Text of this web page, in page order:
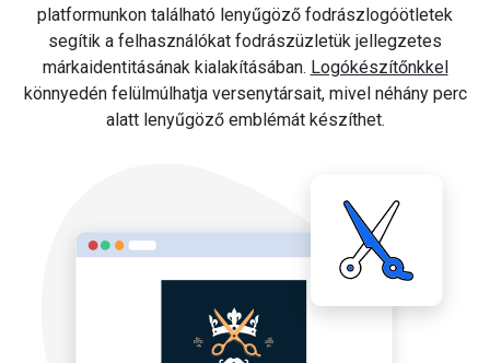
platformunkon található lenyűgöző fodrászlogóötletek
segítik a felhasználókat fodrászüzletük jellegzetes
márkaidentitásának kialakításában. Logókészítőnkkel
könnyedén felülmúlhatja versenytársait, mivel néhány perc
alatt lenyűgöző emblémát készíthet.